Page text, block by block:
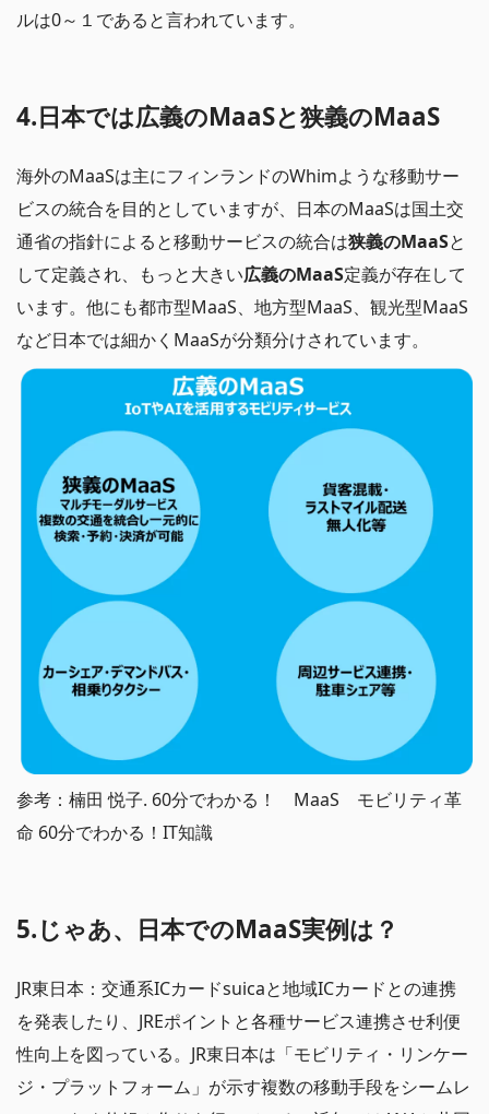
ルは0～１であると言われています。
4.日本では広義のMaaSと狭義のMaaS
海外のMaaSは主にフィンランドのWhimような移動サー
ビスの統合を目的としていますが、日本のMaaSは国土交
通省の指針によると移動サービスの統合は狭義のMaaSと
して定義され、もっと大きい広義のMaaS定義が存在して
います。他にも都市型MaaS、地方型MaaS、観光型MaaS
など日本では細かくMaaSが分類分けされています。
参考：楠田 悦子. 60分でわかる！ MaaS モビリティ革
命 60分でわかる！IT知識
5.じゃあ、日本でのMaaS実例は？
JR東日本：交通系ICカードsuicaと地域ICカードとの連携
を発表したり、JREポイントと各種サービス連携させ利便
性向上を図っている。JR東日本は「モビリティ・リンケー
ジ・プラットフォーム」が示す複数の移動手段をシームレ